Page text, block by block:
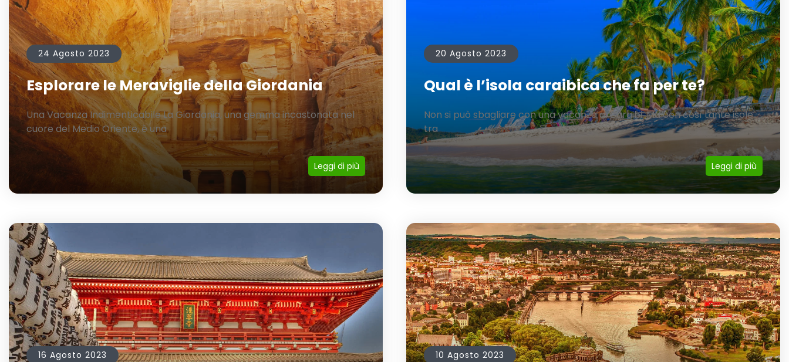
24 Agosto 2023
Esplorare le Meraviglie della Giordania
Una Vacanza Indimenticabile La Giordania, una gemma incastonata nel
cuore del Medio Oriente, è una
Leggi di più
20 Agosto 2023
Qual è l’isola caraibica che fa per te?
Non si può sbagliare con una vacanza ai Caraibi. Ma con così tante isole
tra
Leggi di più
16 Agosto 2023 10 Agosto 2023